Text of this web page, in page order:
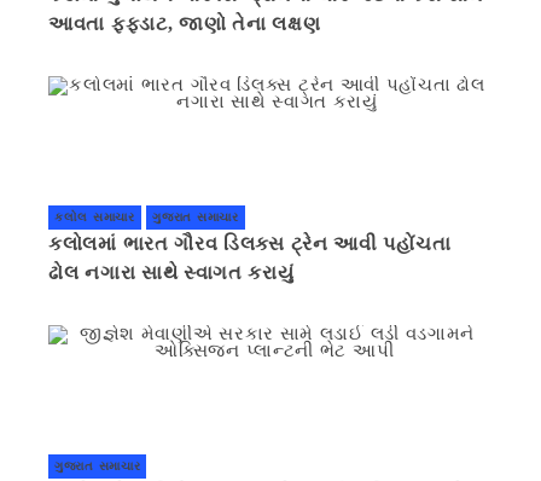
આવતા ફફડાટ, જાણો તેના લક્ષણ
કલોલ સમાચાર ગુજરાત સમાચાર
કલોલમાં ભારત ગૌરવ ડિલક્સ ટ્રેન આવી પહોંચતા
ઢોલ નગારા સાથે સ્વાગત કરાયું
ગુજરાત સમાચાર